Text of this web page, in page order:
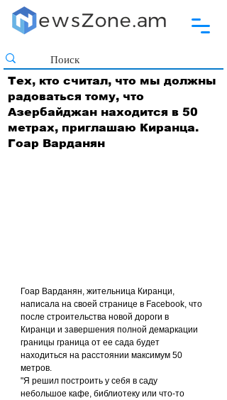
Тех, кто считал, что мы должны
радоваться тому, что
Азербайджан находится в 50
метрах, приглашаю Киранца.
Гоар Варданян
Гоар Варданян, жительница Киранци,
написала на своей странице в Facebook, что
после строительства новой дороги в
Киранци и завершения полной демаркации
границы граница от ее сада будет
находиться на расстоянии максимум 50
метров.
"Я решил построить у себя в саду
небольшое кафе, библиотеку или что-то